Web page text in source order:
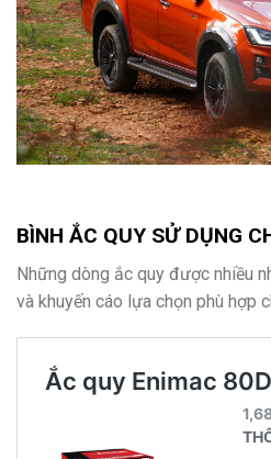
BÌNH ẮC QUY SỬ DỤNG
Những dòng ắc quy được nhiều
và khuyến cáo lựa chọn phù hợp